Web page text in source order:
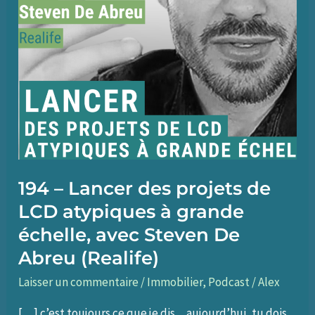
194 – Lancer des projets de
LCD atypiques à grande
échelle, avec Steven De
Abreu (Realife)
Laisser un commentaire /Immobilier, Podcast /Alex